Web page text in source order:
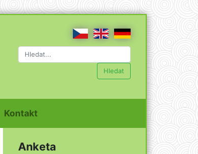
Hledat
(current)
Kontakt
Anketa